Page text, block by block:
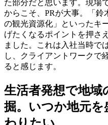
た部分だと思います。現場
からこそ、PRが大事。「鈴
の観光資源化」といったキ
げたくなるポイントを押さ
ました。これは入社当時で
し、クライアントワークで
ると感じます。
生活者発想で地
掘。いつか地元